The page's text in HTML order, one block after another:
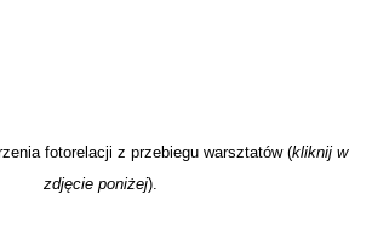
fotorelacji z przebiegu warsztatów (kliknij w
zdjęcie poniżej).